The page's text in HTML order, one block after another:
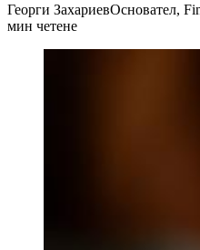
Георги ЗахариевОсновател,
мин четене